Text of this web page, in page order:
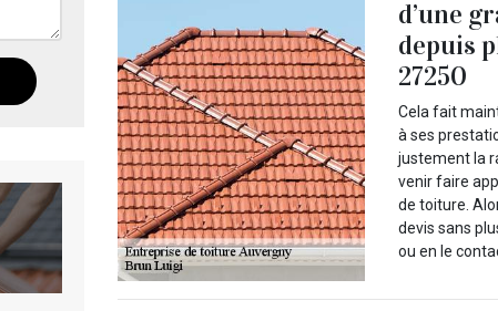
d’une
depuis
27250
Cela fait
à ses
justement la
venir faire
de toiture.
devis sans
ou en le